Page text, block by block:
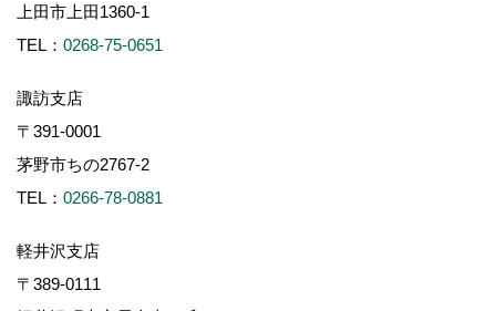
上田市上田1360-1
TEL： 0268-75-0651
諏訪支店
〒391-0001
茅野市ちの2767-2
TEL： 0266-78-0881
軽井沢支店
〒389-0111